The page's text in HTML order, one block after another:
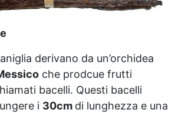
derivano da un’orchidea
che prodcue frutti
bacelli. Questi bacelli
i 30cm di lunghezza e una